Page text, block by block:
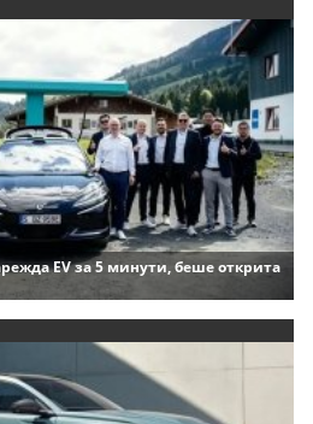
EV за 5 минути, беше открита